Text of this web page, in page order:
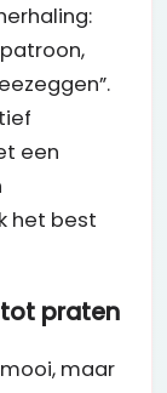
een
het best
praten
maar